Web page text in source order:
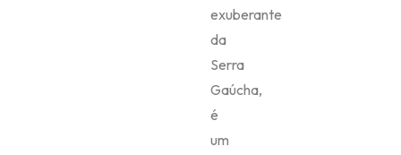
exuberante
da
Serra
Gaúcha,
é
um